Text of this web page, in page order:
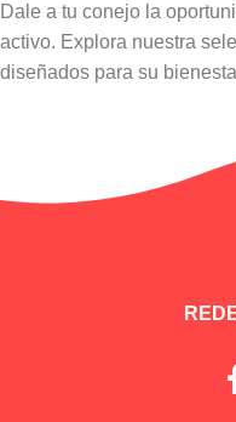
Dale a tu conejo la
activo. Explora nuestra
diseñados para su